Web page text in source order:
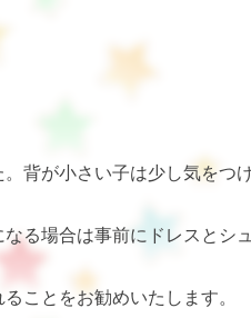
背が小さい子は少し気をつ
る場合は事前にドレスとシ
ことをお勧めいたします。